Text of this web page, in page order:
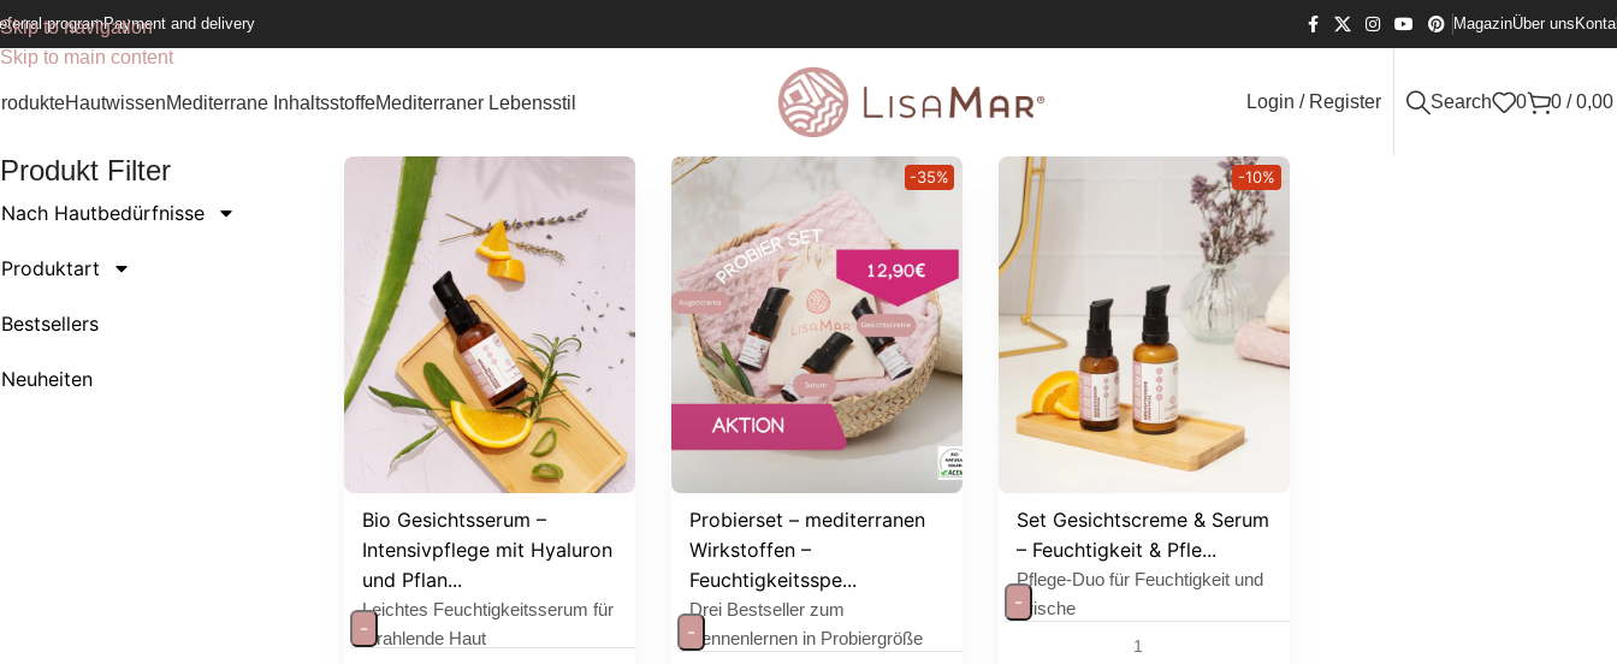
Skip to navigation
Skip to main content
programPayment and delivery MagazinÜber uns
HautwissenMediterrane InhaltsstoffeMediterraner Lebensstil Login / Register Search 0 0 / 0,00
Produkt Filter
Nach Hautbedürfnisse
Produktart
Bestsellers
Neuheiten
Bio Gesichtsserum –
Intensivpflege mit Hyaluron
und Pflan...
Leichtes Feuchtigkeitsserum für
strahlende Haut
-
Probierset – mediterranen
Wirkstoffen –
Feuchtigkeitsspe...
Drei Bestseller zum
Kennenlernen in Probiergröße
-35%
-
Set Gesichtscreme & Serum
– Feuchtigkeit & Pfle...
Pflege-Duo für Feuchtigkeit und
Frische
-10%
-